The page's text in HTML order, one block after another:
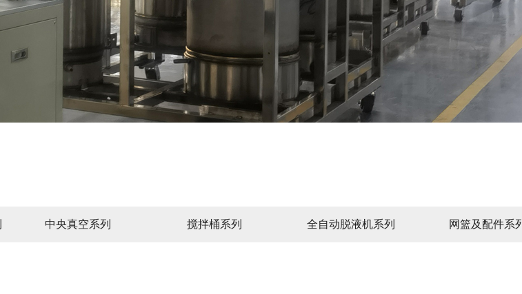
中央真空系列 搅拌桶系列 全自动脱液机系列 网篮及配件系